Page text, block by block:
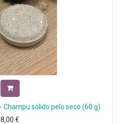
Champu sólido pelo seco (60 g)
8,00 €